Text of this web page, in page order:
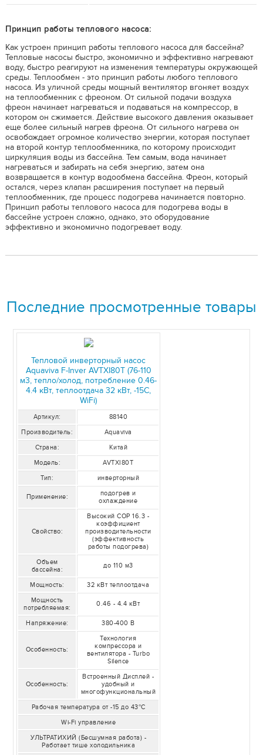
Принцип работы теплового насоса:
Как устроен принцип работы теплового насоса для бассейна?
Тепловые насосы быстро, экономично и эффективно нагревают
воду, быстро реагируют на изменения температуры окружающей
среды. Теплообмен - это принцип работы любого теплового
насоса. Из уличной среды мощный вентилятор вгоняет воздух
на теплообменник с фреоном. От сильной подачи воздуха
фреон начинает нагреваться и подаваться на компрессор, в
котором он сжимается. Действие высокого давления оказывает
еще более сильный нагрев фреона. От сильного нагрева он
освобождает огромное количество энергии, которая поступает
на второй контур теплообменника, по которому происходит
циркуляция воды из бассейна. Тем самым, вода начинает
нагреваться и забирать на себя энергию, затем она
возвращается в контур водообмена бассейна. Фреон, который
остался, через клапан расширения поступает на первый
теплообменник, где процесс подогрева начинается повторно.
Принцип работы теплового насоса для подогрева воды в
бассейне устроен сложно, однако, это оборудование
эффективно и экономично подогревает воду.
Последние просмотренные товары
Тепловой инверторный насос
Aquaviva F-Inver AVTXI80Т (76-110
м3, тепло/холод, потребление 0.46-
4.4 кВт, теплоотдача 32 кВт, -15С,
WiFi)
Артикул:
88140
Производитель:
Aquaviva
Страна:
Китай
Модель:
AVTXI80Т
Тип:
инверторный
Применение:
подогрев и
охлаждение
Свойство:
Высокий COP 16.3 -
коэффициент
производительности
(эффективность
работы подогрева)
Объем
бассейна:
до 110 м3
Мощность:
32 кВт теплоотдача
Мощность
потребляемая:
0.46 - 4.4 кВт
Напряжение: 380-400 В
Особенность:
Технология
компрессора и
вентилятора - Turbo
Silence
Особенность:
Встроенный Дисплей -
удобный и
многофункциональный
Рабочая температура от -15 до 43°C
Wi-Fi управление
УЛЬТРАТИХИЙ (Бесшумная работа) -
Работает тише холодильника